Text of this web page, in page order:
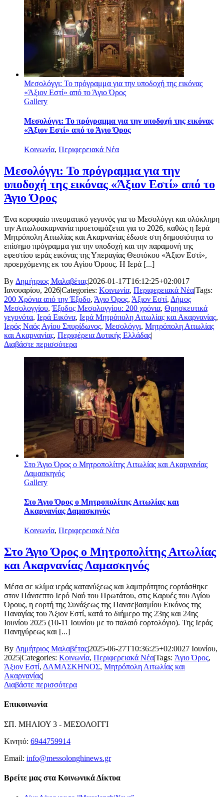
Μεσολόγγι: Το πρόγραμμα για την υποδοχή της εικόνας
«Άξιον Εστί» από το Άγιο Όρος
Gallery
Μεσολόγγι: Το πρόγραμμα για την υποδοχή της εικόνας
«Άξιον Εστί» από το Άγιο Όρος
Κοινωνία, Περιφερειακά Νέα
Μεσολόγγι: Το πρόγραμμα για την
υποδοχή της εικόνας «Άξιον Εστί» από το
Άγιο Όρος
Ένα κορυφαίο πνευματικό γεγονός για το Μεσολόγγι και ολόκληρη
την Αιτωλοακαρνανία προετοιμάζεται για το 2026, καθώς η Ιερά
Μητρόπολη Αιτωλίας και Ακαρνανίας έδωσε στη δημοσιότητα το
επίσημο πρόγραμμα για την υποδοχή και την παραμονή της
εφεστίου ιεράς εικόνας της Υπεραγίας Θεοτόκου «Άξιον Εστί»,
προερχόμενης εκ του Αγίου Όρους. Η Ιερά [...]
By Δημήτριος Μαλαβέτας|2026-01-17T16:12:25+02:0017
Ιανουαρίου, 2026|Categories: Κοινωνία, Περιφερειακά Νέα|Tags:
200 Χρόνια από την Έξοδο, Άγιο Όρος, Άξιον Εστί, Δήμος
Μεσολογγίου,Έξοδος Μεσολογγίου: 200 χρόνια, Θρησκευτικά
γεγονότα, Ιερά Εικόνα, Ιερά Μητρόπολη Αιτωλίας και Ακαρνανίας,
Ιερός Ναός Αγίου Σπυρίδωνος, Μεσολόγγι, Μητρόπολη Αιτωλίας
και Ακαρνανίας, Περιφέρεια Δυτικής Ελλάδας|
Διαβάστε περισσότερα
Στο Άγιο Όρος ο Μητροπολίτης Αιτωλίας και Ακαρνανίας
Δαμασκηνός
Gallery
Στο Άγιο Όρος ο Μητροπολίτης Αιτωλίας και
Ακαρνανίας Δαμασκηνός
Κοινωνία, Περιφερειακά Νέα
Στο Άγιο Όρος ο Μητροπολίτης Αιτωλίας
και Ακαρνανίας Δαμασκηνός
Μέσα σε κλίμα ιεράς κατανύξεως και λαμπρότητος εορτάσθηκε
στον Πάνσεπτο Ιερό Ναό του Πρωτάτου, στις Καρυές του Αγίου
Όρους, η εορτή της Συνάξεως της Πανσεβασμίου Εικόνος της
Παναγίας του Άξιον Εστί, κατά το διήμερο της 23ης και 24ης
Ιουνίου 2025 (10-11 Ιουνίου με το παλαιό εορτολόγιο). Της Ιεράς
Πανηγύρεως και [...]
By Δημήτριος Μαλαβέτας|2025-06-27T10:36:25+02:0027 Ιουνίου,
2025|Categories: Κοινωνία, Περιφερειακά Νέα|Tags: Άγιο Όρος,
Άξιον Εστί, ΔΑΜΑΣΚΗΝΟΣ, Μητρόπολη Αιτωλίας και
Ακαρνανίας|
Διαβάστε περισσότερα
Επικοινωνία
ΣΠ. ΜΗΛΙΟΥ 3 - ΜΕΣΟΛΟΓΓΙ
Κινητό: 6944759914
Email: info@messolonghinews.gr
Βρείτε μας στα Κοινωνικά Δίκτυα